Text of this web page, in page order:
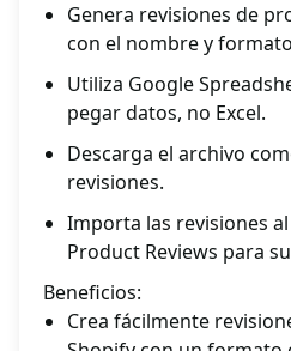
Genera revisiones de
con el nombre y
Utiliza Google
pegar datos, no Excel.
Descarga el archivo
revisiones.
Importa las revisiones
Product Reviews para
Beneficios:
Crea fácilmente